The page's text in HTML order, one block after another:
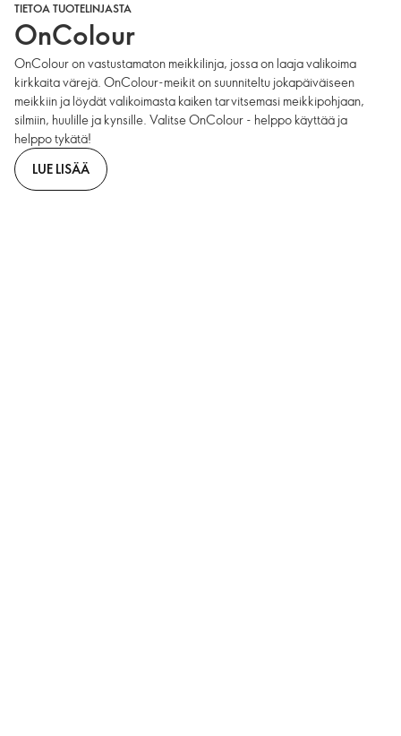
TIETOA TUOTELINJASTA
OnColour
OnColour on vastustamaton meikkilinja, jossa on laaja valikoima
kirkkaita värejä. OnColour-meikit on suunniteltu jokapäiväiseen
meikkiin ja löydät valikoimasta kaiken tarvitsemasi meikkipohjaan,
silmiin, huulille ja kynsille. Valitse OnColour - helppo käyttää ja
helppo tykätä!
LUE LISÄÄ